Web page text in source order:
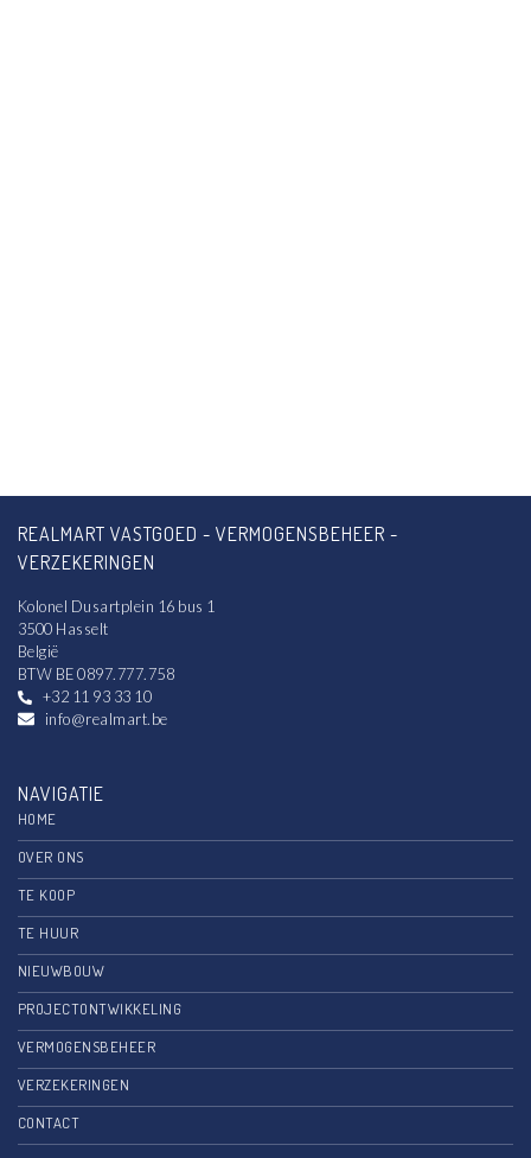
REALMART VASTGOED - VERMOGENSBEHEER -
VERZEKERINGEN
Kolonel Dusartplein 16 bus 1
3500 Hasselt
België
BTW BE 0897.777.758
+32 11 93 33 10
info@realmart.be
NAVIGATIE
HOME
OVER ONS
TE KOOP
TE HUUR
NIEUWBOUW
PROJECTONTWIKKELING
VERMOGENSBEHEER
VERZEKERINGEN
CONTACT